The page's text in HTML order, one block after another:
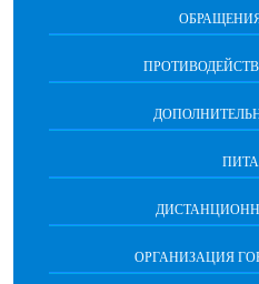
ОРГАНИЗАЦИЯ